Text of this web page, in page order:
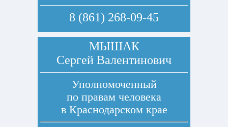
8 (861) 268-09-45
МЫШАК
Сергей Валентинович
Уполномоченный
по правам человека
в Краснодарском крае